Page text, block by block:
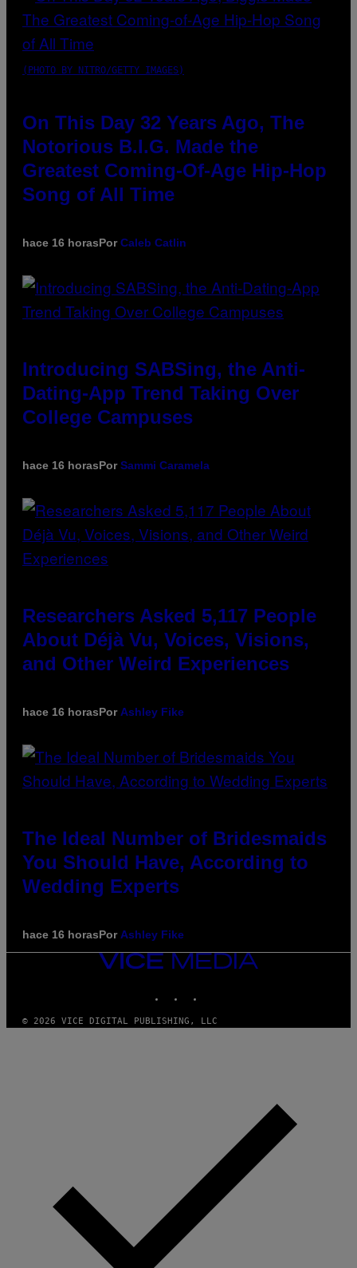
(PHOTO BY NITRO/GETTY IMAGES)
On This Day 32 Years Ago, The
Notorious B.I.G. Made the
Greatest Coming-Of-Age Hip-Hop
Song of All Time
hace 16 horasPorCaleb Catlin
Introducing SABSing, the Anti-
Dating-App Trend Taking Over
College Campuses
hace 16 horasPorSammi Caramela
Researchers Asked 5,117 People
About Déjà Vu, Voices, Visions,
and Other Weird Experiences
hace 16 horasPor Ashley Fike
The Ideal Number of Bridesmaids
You Should Have, According to
Wedding Experts
hace 16 horasPor Ashley Fike
VICE
MEDIA
© 2026 VICE DIGITAL PUBLISHING, LLC